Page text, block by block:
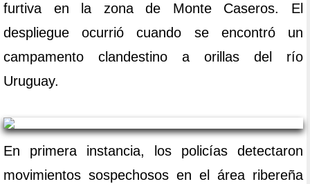
furtiva en la zona de Monte Caseros. El
despliegue ocurrió cuando se encontró un
campamento clandestino a orillas del río
Uruguay.
En primera instancia, los policías detectaron
movimientos sospechosos en el área ribereña